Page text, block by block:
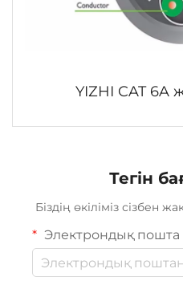
YIZHI CAT 6A
Тегін
Біздің өкіліміз сізбен
Электрондық пошта